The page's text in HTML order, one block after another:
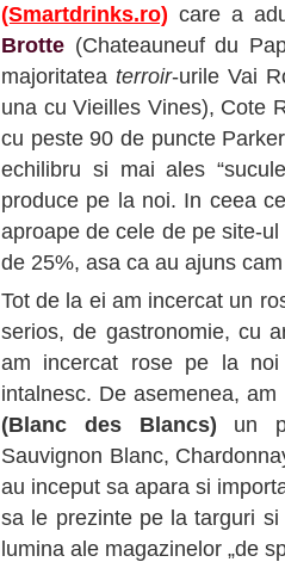
(Smartdrinks.ro) care a
Brotte (Chateauneuf du
majoritatea terroir-urile Vai
una cu Vieilles Vines), Cote
cu peste 90 de puncte
echilibru si mai ales
produce pe la noi. In ceea
aproape de cele de pe site-
de 25%, asa ca au ajuns
Tot de la ei am incercat un
serios, de gastronomie, cu
am incercat rose pe la
intalnesc. De asemenea,
(Blanc des Blancs) un
Sauvignon Blanc,
au inceput sa apara si
sa le prezinte pe la targuri
lumina ale magazinelor „de